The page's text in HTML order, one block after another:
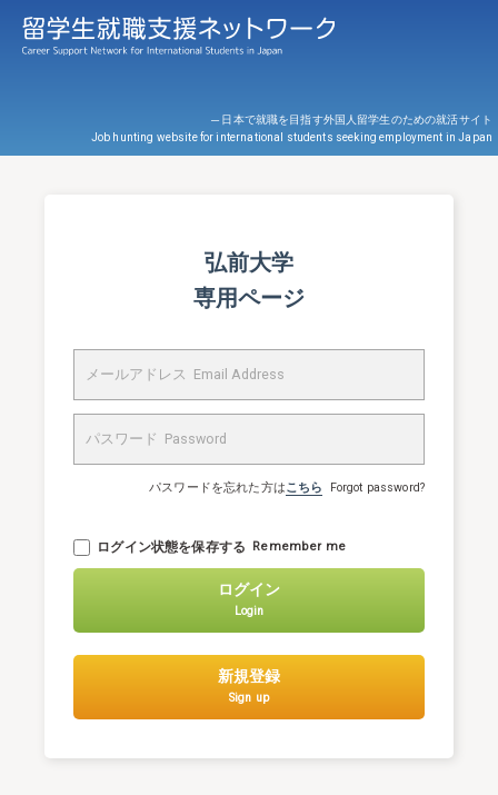
─ 日本で就職を目指す外国人留学生のための就活サイト
Job hunting website for international students seeking employment in Japan
弘前大学
専用ページ
パスワードを忘れた方はこちら Forgot password?
ログイン状態を保存する Remember me
ログイン
Login
新規登録
Sign up